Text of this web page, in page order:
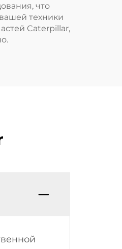
что
техники
Caterpillar,